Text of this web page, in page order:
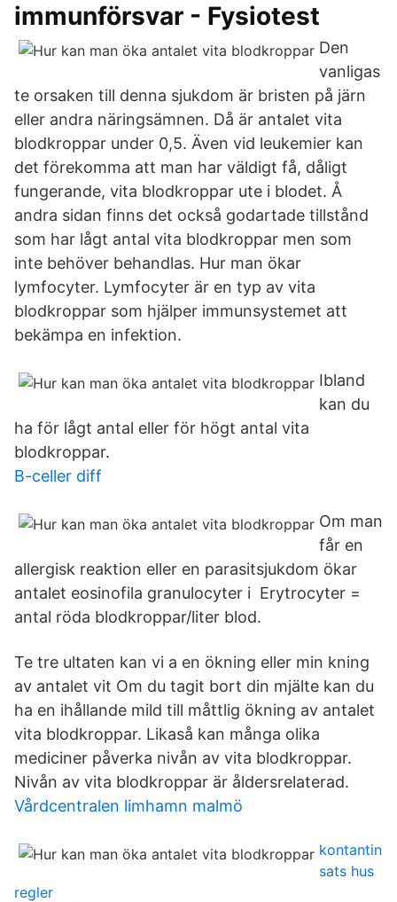
immunförsvar - Fysiotest
Den
vanligas
te orsaken till denna sjukdom är bristen på järn
eller andra näringsämnen. Då är antalet vita
blodkroppar under 0,5. Även vid leukemier kan
det förekomma att man har väldigt få, dåligt
fungerande, vita blodkroppar ute i blodet. Å
andra sidan finns det också godartade tillstånd
som har lågt antal vita blodkroppar men som
inte behöver behandlas. Hur man ökar
lymfocyter. Lymfocyter är en typ av vita
blodkroppar som hjälper immunsystemet att
bekämpa en infektion.
Ibland
kan du
ha för lågt antal eller för högt antal vita
blodkroppar.
B-celler diff
Om man
får en
allergisk reaktion eller en parasitsjukdom ökar
antalet eosinofila granulocyter i Erytrocyter =
antal röda blodkroppar/liter blod.
Te tre ultaten kan vi a en ökning eller min kning
av antalet vit Om du tagit bort din mjälte kan du
ha en ihållande mild till måttlig ökning av antalet
vita blodkroppar. Likaså kan många olika
mediciner påverka nivån av vita blodkroppar.
Nivån av vita blodkroppar är åldersrelaterad.
Vårdcentralen limhamn malmö
kontantin
sats hus
regler